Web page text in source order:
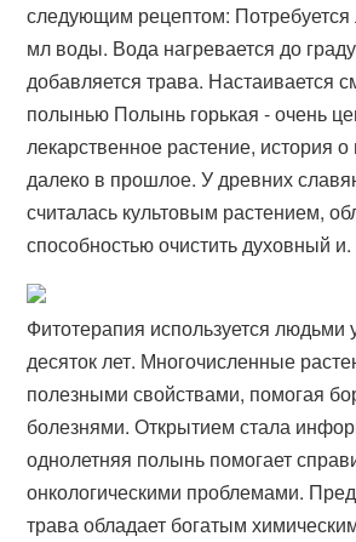
следующим рецептом:
мл воды. Вода нагревается до
добавляется трава. Настаивается
полынью Полынь горькая - очень
лекарственное растение, история о
далеко в прошлое. У древних
считалась культовым растением,
способностью очистить духовный и.
Фитотерапия используется людьми
десяток лет. Многочисленные
полезными свойствами, помогая
болезнями. Открытием стала
однолетняя полынь помогает
онкологическими проблемами.
трава обладает богатым